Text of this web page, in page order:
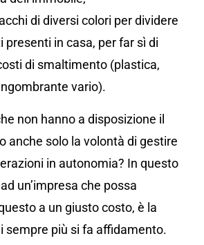
di diversi colori per dividere
presenti in casa, per far sì di
di smaltimento (plastica,
vario).
non hanno a disposizione il
anche solo la volontà di gestire
in autonomia? In questo
un’impresa che possa
a un giusto costo, è la
sempre più si fa affidamento.